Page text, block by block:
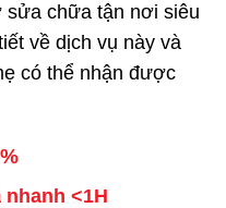
sửa chữa tận nơi siêu
về dịch vụ này và
có thể nhận được
nhanh <1H